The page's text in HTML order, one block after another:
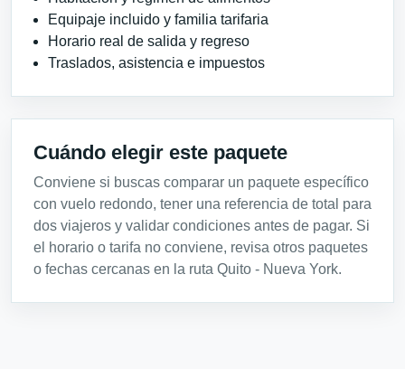
Equipaje incluido y familia tarifaria
Horario real de salida y regreso
Traslados, asistencia e impuestos
Cuándo elegir este paquete
Conviene si buscas comparar un paquete específico
con vuelo redondo, tener una referencia de total para
dos viajeros y validar condiciones antes de pagar. Si
el horario o tarifa no conviene, revisa otros paquetes
o fechas cercanas en la ruta Quito - Nueva York.